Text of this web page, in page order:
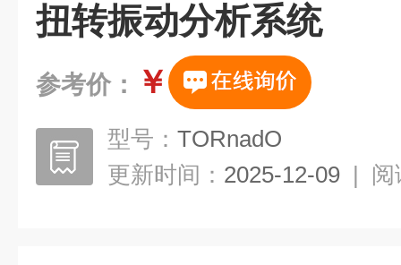
扭转振动分析系统
参考价： ￥
型号： TORnadO
更新时间： 2025-12-09 | 阅